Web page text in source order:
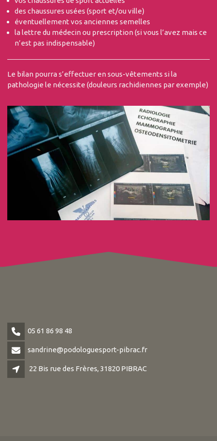
des chaussures usées (sport et/ou ville)
éventuellement vos anciennes semelles
la lettre du médecin ou prescription (si vous l’avez mais ce
n’est pas indispensable)
Le bilan pourra s’effectuer en sous-vêtements si la
pathologie le nécessite (douleurs rachidiennes par exemple)
05 61 86 98 48
sandrine@podologuesport-pibrac.fr
22 Bis rue des Frères, 31820 PIBRAC